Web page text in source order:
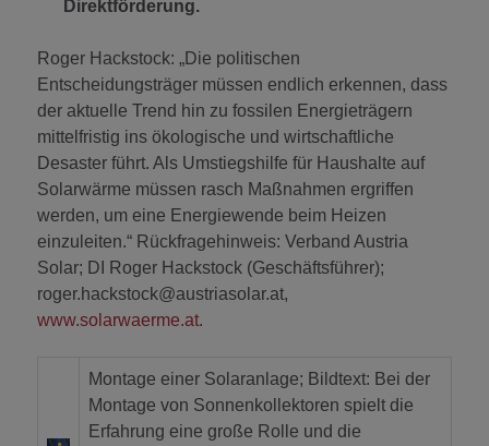
Direktförderung.
Roger Hackstock: „Die politischen
Entscheidungsträger müssen endlich erkennen, dass
der aktuelle Trend hin zu fossilen Energieträgern
mittelfristig ins ökologische und wirtschaftliche
Desaster führt. Als Umstiegshilfe für Haushalte auf
Solarwärme müssen rasch Maßnahmen ergriffen
werden, um eine Energiewende beim Heizen
einzuleiten.“ Rückfragehinweis: Verband Austria
Solar; DI Roger Hackstock (Geschäftsführer);
roger.hackstock@austriasolar.at,
www.solarwaerme.at.
Montage einer Solaranlage; Bildtext: Bei der
Montage von Sonnenkollektoren spielt die
Erfahrung eine große Rolle und die